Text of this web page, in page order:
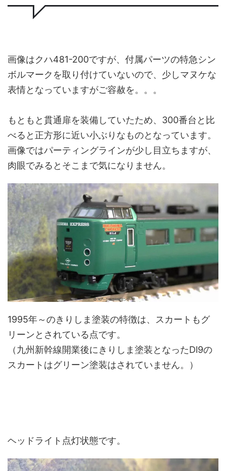
画像はクハ481-200ですが、付属パーツの特急シン
ボルマークを取り付けていないので、少しマヌケな
表情となっていますがご容赦を。。。
もともと貫通扉を装備していたため、300番台と比
べると正方形に近い小ぶりなものとなっています。
画像ではパーティングラインが少し目立ちますが、
肉眼でみるとそこまで気になりません。
1995年～のきりしま塗装の特徴は、スカートもグ
リーンとされている点です。
（九州新幹線開業後にきりしま塗装となったDl9の
スカートはグリーン塗装はされていません。）
ヘッドライト点灯状態です。